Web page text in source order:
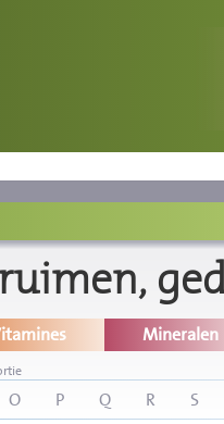
Mineralen
O P Q R S